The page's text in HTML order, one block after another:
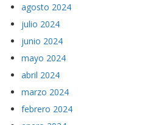
agosto 2024
julio 2024
junio 2024
mayo 2024
abril 2024
marzo 2024
febrero 2024